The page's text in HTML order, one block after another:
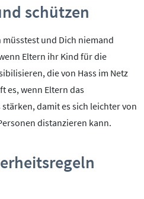
schützen
müsstest und Dich niemand
Eltern ihr Kind für die
die von Hass im Netz
es, wenn Eltern das
damit es sich leichter von
distanzieren kann.